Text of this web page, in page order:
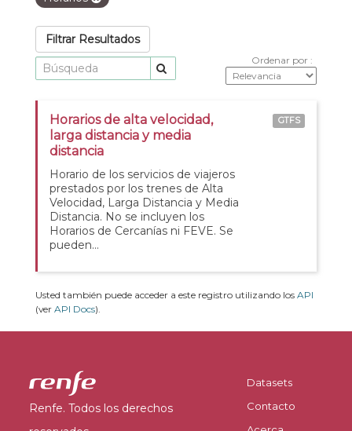
Filtrar Resultados
Ordenar por
Horarios de alta velocidad,
larga distancia y media
distancia
Horario de los servicios de viajeros
prestados por los trenes de Alta
Velocidad, Larga Distancia y Media
Distancia. No se incluyen los
Horarios de Cercanías ni FEVE. Se
pueden...
GTFS
Usted también puede acceder a este registro utilizando los API
(ver API Docs).
Renfe. Todos los derechos
Datasets
Contacto